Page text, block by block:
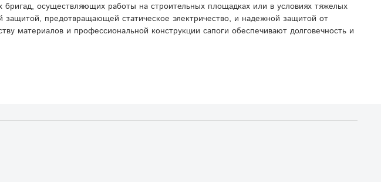
осуществляющих работы на строительных площадках или в условиях тяжелых
защитой, предотвращающей статическое электричество, и надежной защитой от
материалов и профессиональной конструкции сапоги обеспечивают долговечность и